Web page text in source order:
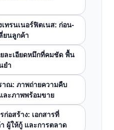
ทรนเนอร์ฟิตเนส: ก่อน-
ยนลูกค้า
ละเอียดหมึกที่คมชัด พื้น
ยำ
าณ: ภาพถ่ายความคืบ
ละภาพพร้อมขาย
อสร้าง: เอกสารที่
ผู้ให้กู้ และการตลาด